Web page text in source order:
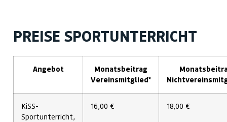
PREISE SPORTUNTERRICHT
Angebot
Monatsbeitrag
Vereinsmitglied*
KiSS-
Sportunterricht,
16,00 € 18,00 €